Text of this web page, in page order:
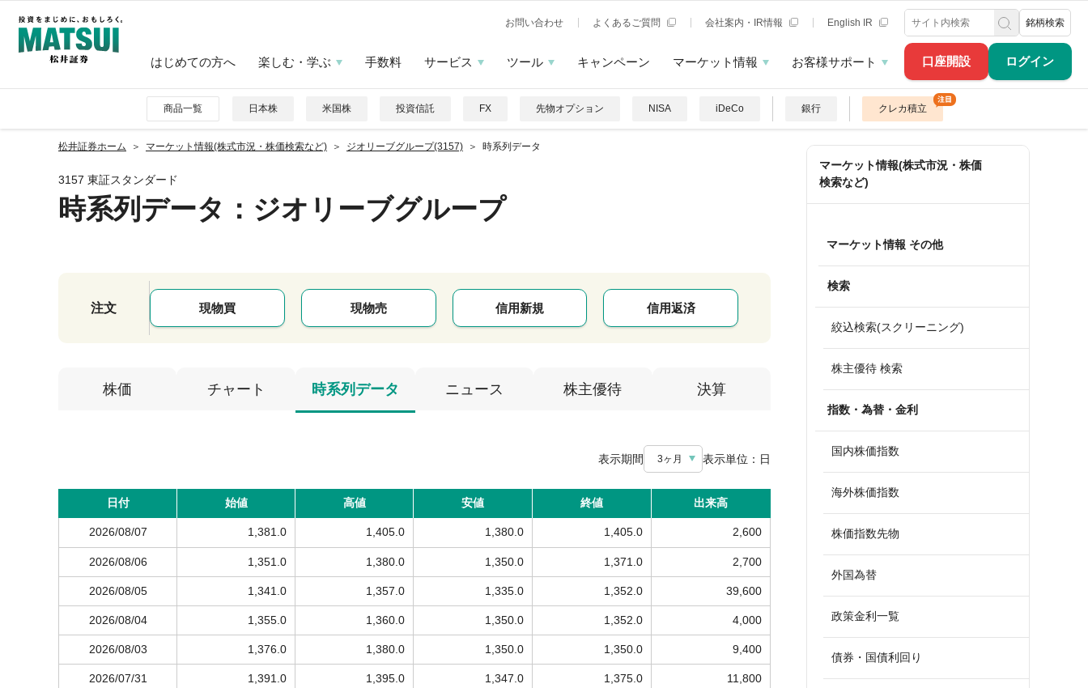
口座開設 ログイン
お問い合わせ よくあるご質問 会社案内・IR情報 English IR 銘柄検索
はじめての方へ 楽しむ・学ぶ 手数料 サービス ツール キャンペーン マーケット情報 お客様サポート
商品一覧 日本株 米国株 投資信託 FX 先物オプション NISA iDeCo 銀行 クレカ積立
松井証券ホーム マーケット情報(株式市況・株価検索など) ジオリーブグループ(3157) 時系列データ
3157 東証スタンダード
時系列データ ：ジオリーブグループ
注文 現物買 現物売 信用新規 信用返済
株価 チャート 時系列データ ニュース 株主優待 決算
表示期間 3ヶ月 表示単位： 日
日付 始値 高値 安値 終値 出来高
2026/08/07 1,381.0 1,405.0 1,380.0 1,405.0 2,600
2026/08/06 1,351.0 1,380.0 1,350.0 1,371.0 2,700
2026/08/05 1,341.0 1,357.0 1,335.0 1,352.0 39,600
2026/08/04 1,355.0 1,360.0 1,350.0 1,352.0 4,000
2026/08/03 1,376.0 1,380.0 1,350.0 1,350.0 9,400
2026/07/31 1,391.0 1,395.0 1,347.0 1,375.0 11,800
マーケット情報(株式市況・株価
検索など)
マーケット情報 その他
検索
絞込検索(スクリーニング)
株主優待 検索
指数・為替・金利
国内株価指数
海外株価指数
株価指数先物
外国為替
政策金利一覧
債券・国債利回り